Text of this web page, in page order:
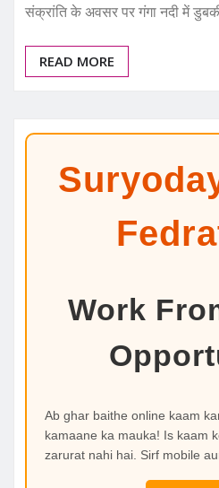
संक्रांति के अवसर पर गंगा नदी में
READ MORE
Work
Ab ghar baithe online kaam
kamaane ka mauka! Is kaam
zarurat nahi hai. Sirf mobile